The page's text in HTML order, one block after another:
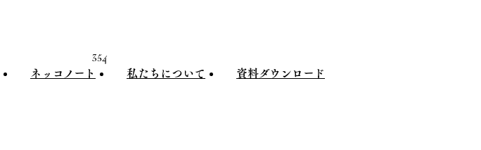
ネッコノート
354
私たちについて 資料ダウンロード